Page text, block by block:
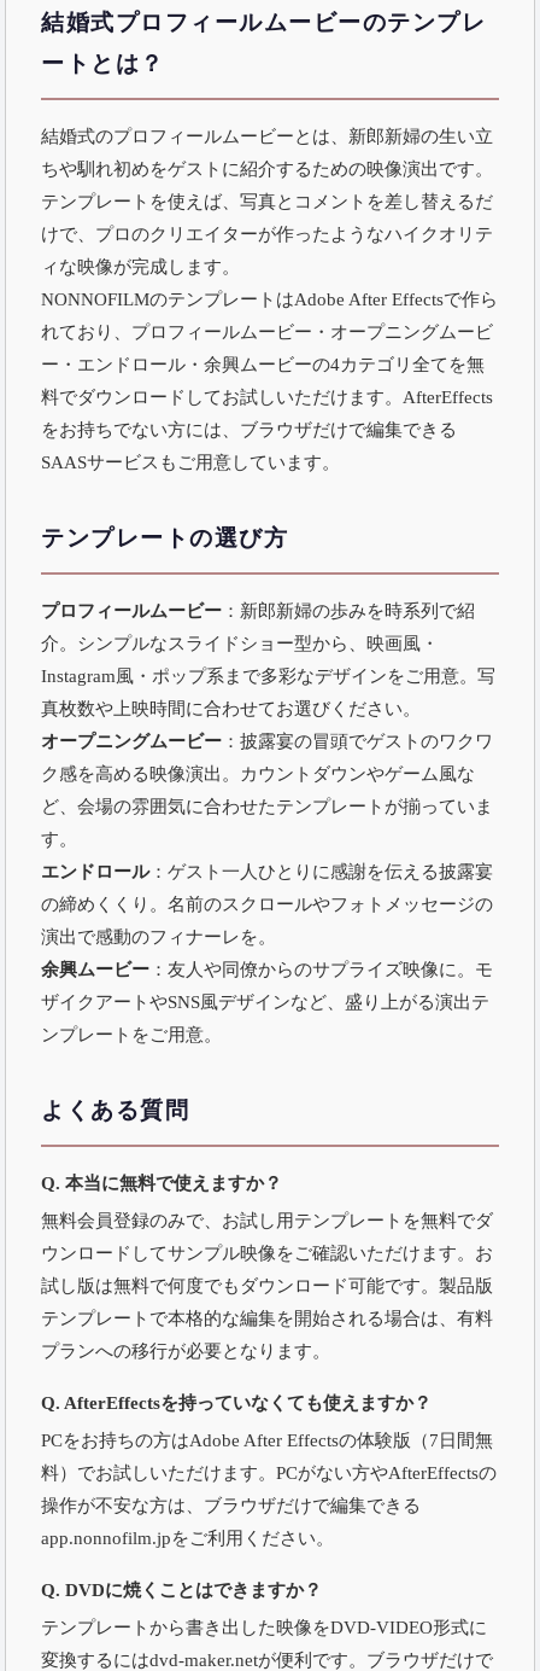
結婚式プロフィールムービーのテンプレ
ートとは？
結婚式のプロフィールムービーとは、新郎新婦の生い立
ちや馴れ初めをゲストに紹介するための映像演出です。
テンプレートを使えば、写真とコメントを差し替えるだ
けで、プロのクリエイターが作ったようなハイクオリテ
ィな映像が完成します。
NONNOFILMのテンプレートはAdobe After Effectsで作ら
れており、プロフィールムービー・オープニングムービ
ー・エンドロール・余興ムービーの4カテゴリ全てを無
料でダウンロードしてお試しいただけます。AfterEffects
をお持ちでない方には、ブラウザだけで編集できる
SAASサービス もご用意しています。
テンプレートの選び方
プロフィールムービー ：新郎新婦の歩みを時系列で紹
介。シンプルなスライドショー型から、映画風・
Instagram風・ポップ系まで多彩なデザインをご用意。写
真枚数や上映時間に合わせてお選びください。
オープニングムービー ：披露宴の冒頭でゲストのワクワ
ク感を高める映像演出。カウントダウンやゲーム風な
ど、会場の雰囲気に合わせたテンプレートが揃っていま
す。
エンドロール：ゲスト一人ひとりに感謝を伝える披露宴
の締めくくり。名前のスクロールやフォトメッセージの
演出で感動のフィナーレを。
余興ムービー ：友人や同僚からのサプライズ映像に。モ
ザイクアートやSNS風デザインなど、盛り上がる演出テ
ンプレートをご用意。
よくある質問
Q. 本当に無料で使えますか？
無料会員登録のみで、お試し用テンプレートを無料でダ
ウンロードしてサンプル映像をご確認いただけます。お
試し版は無料で何度でもダウンロード可能です。製品版
テンプレートで本格的な編集を開始される場合は、有料
プランへの移行が必要となります。
Q. AfterEffectsを持っていなくても使えますか？
PCをお持ちの方はAdobe After Effectsの体験版（7日間無
料）でお試しいただけます。PCがない方やAfterEffectsの
操作が不安な方は、ブラウザだけで編集できる
app.nonnofilm.jpをご利用ください。
Q. DVDに焼くことはできますか？
テンプレートから書き出した映像をDVD-VIDEO形式に
変換するにはdvd-maker.netが便利です。ブラウザだけで